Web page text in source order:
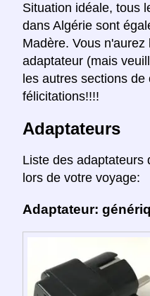
Situation idéale, tous
dans Algérie sont
Madère. Vous n'aurez
adaptateur (mais
les autres sections
félicitations!!!!
Adaptateurs
Liste des adaptateurs
lors de votre voyage:
Adaptateur: